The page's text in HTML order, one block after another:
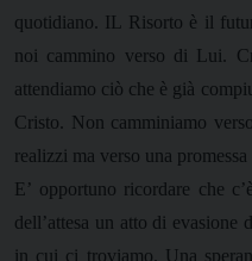
quotidiano. IL Risorto è il
noi cammino verso di Lui.
attendiamo ciò che è già
Cristo. Non camminiamo
realizzi ma verso una
E’ opportuno ricordare che
dell’attesa un atto di evasione
in cui ci troviamo. Una